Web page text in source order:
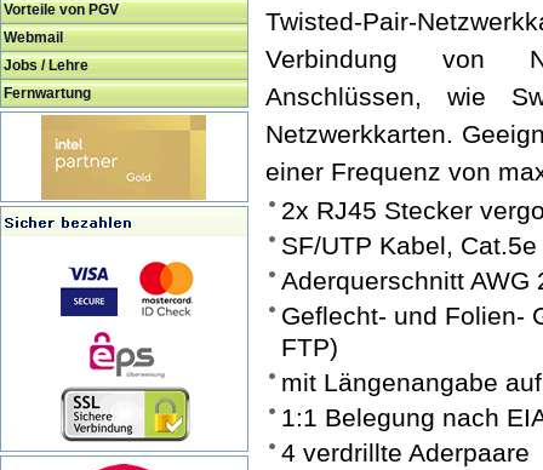
Vorteile von PGV
Webmail
Jobs / Lehre
Fernwartung
Twisted-Pair-
Verbindung von
Anschlüssen, wie
Netzwerkkarten.
einer Frequenz von
2x RJ45 Stecker
SF/UTP Kabel, Cat.5e
Aderquerschnitt AWG
Geflecht- und Folien-
FTP)
mit Längenangabe
1:1 Belegung nach
4 verdrillte Aderpaare